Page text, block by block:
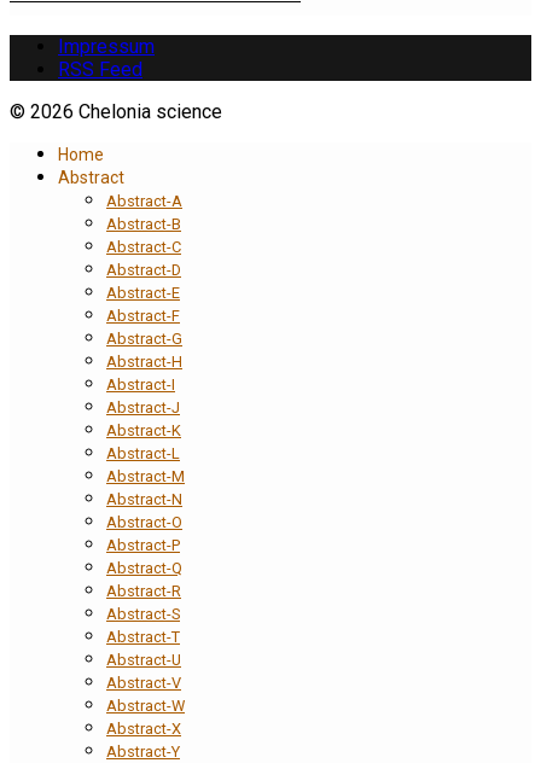
Impressum
RSS Feed
© 2026 Chelonia science
Home
Abstract
Abstract-A
Abstract-B
Abstract-C
Abstract-D
Abstract-E
Abstract-F
Abstract-G
Abstract-H
Abstract-I
Abstract-J
Abstract-K
Abstract-L
Abstract-M
Abstract-N
Abstract-O
Abstract-P
Abstract-Q
Abstract-R
Abstract-S
Abstract-T
Abstract-U
Abstract-V
Abstract-W
Abstract-X
Abstract-Y